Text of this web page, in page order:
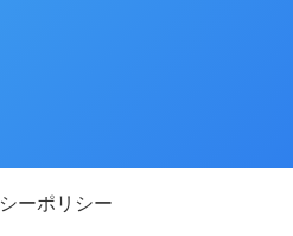
ーポリシー